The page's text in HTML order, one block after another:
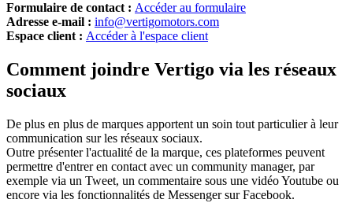
Formulaire de contact : Accéder au formulaire
Adresse e-mail : info@vertigomotors.com
Espace client : Accéder à l'espace client
Comment joindre Vertigo via les réseaux
sociaux
De plus en plus de marques apportent un soin tout particulier à leur
communication sur les réseaux sociaux.
Outre présenter l'actualité de la marque, ces plateformes peuvent
permettre d'entrer en contact avec un community manager, par
exemple via un Tweet, un commentaire sous une vidéo Youtube ou
encore via les fonctionnalités de Messenger sur Facebook.